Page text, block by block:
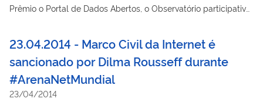
Prêmio o Portal de Dados Abertos, o Observatório participativo
23.04.2014 - Marco Civil da Internet é
sancionado por Dilma Rousseff durante
#ArenaNetMundial
23/04/2014